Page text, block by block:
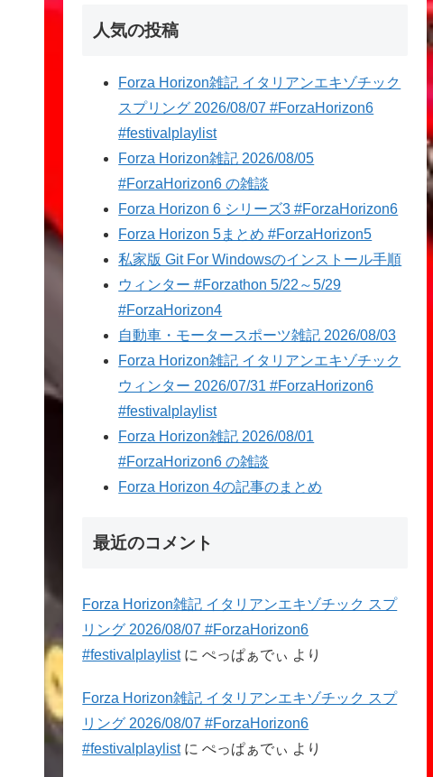
人気の投稿
Forza Horizon雑記 イタリアンエキゾチック
スプリング 2026/08/07 #ForzaHorizon6
#festivalplaylist
Forza Horizon雑記 2026/08/05
#ForzaHorizon6 の雑談
Forza Horizon 6 シリーズ3 #ForzaHorizon6
Forza Horizon 5まとめ #ForzaHorizon5
私家版 Git For Windowsのインストール手順
ウィンター #Forzathon 5/22～5/29
#ForzaHorizon4
自動車・モータースポーツ雑記 2026/08/03
Forza Horizon雑記 イタリアンエキゾチック
ウィンター 2026/07/31 #ForzaHorizon6
#festivalplaylist
Forza Horizon雑記 2026/08/01
#ForzaHorizon6 の雑談
Forza Horizon 4の記事のまとめ
最近のコメント
Forza Horizon雑記 イタリアンエキゾチック スプ
リング 2026/08/07 #ForzaHorizon6
#festivalplaylistにぺっぱぁでぃ より
Forza Horizon雑記 イタリアンエキゾチック スプ
リング 2026/08/07 #ForzaHorizon6
#festivalplaylistにぺっぱぁでぃ より